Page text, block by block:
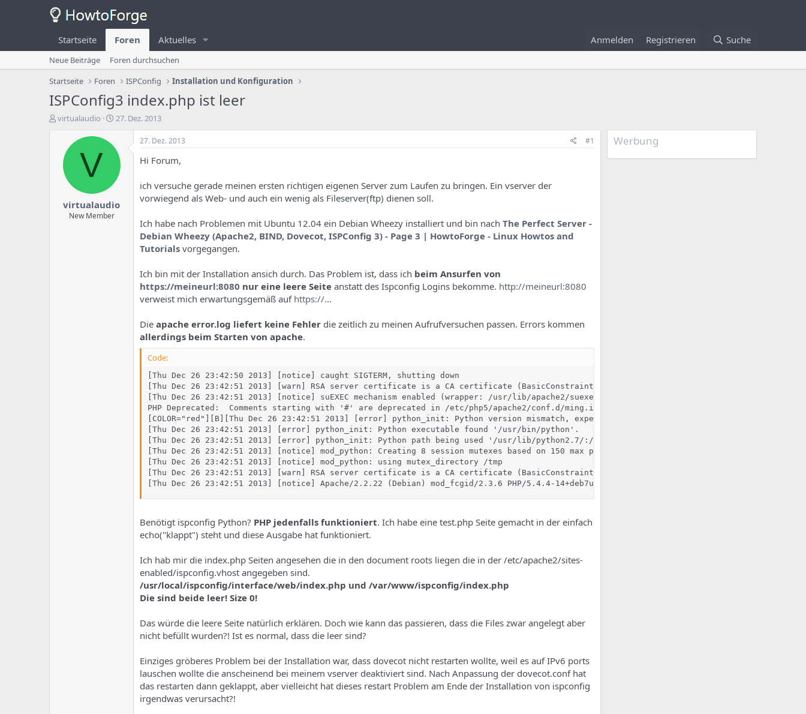
Startseite Foren Aktuelles Anmelden Registrieren Suche
Neue Beiträge
Foren durchsuchen
Startseite
Foren ISPConfig Installation und Konfiguration
ISPConfig3 index.php ist leer
E
virtualaudio
E
t
l
n
27. Dez. 2013
V
virtualaudio
New Member
27. Dez. 2013 #1
Hi Forum,
ich versuche gerade meinen ersten richtigen eigenen Server zum Laufen zu bringen. Ein vserver der
vorwiegend als Web- und auch ein wenig als Fileserver(ftp) dienen soll.
Ich habe nach Problemen mit Ubuntu 12.04 ein Debian Wheezy installiert und bin nach The Perfect Server -
Debian Wheezy (Apache2, BIND, Dovecot, ISPConfig 3) - Page 3 | HowtoForge - Linux Howtos and
Tutorials vorgegangen.
Ich bin mit der Installation ansich durch. Das Problem ist, dass ich beim Ansurfen von
https://meineurl:8080 nur eine leere Seite anstatt des Ispconfig Logins bekomme. http://meineurl:8080
verweist mich erwartungsgemäß auf https://...
Die apache error.log liefert keine Fehler die zeitlich zu meinen Aufrufversuchen passen. Errors kommen
allerdings beim Starten von apache.
Code:
[Thu Dec 26 23:42:50 2013] [notice] caught SIGTERM, shutting down
[Thu Dec 26 23:42:51 2013] [warn] RSA server certificate is a CA certificate (BasicConstraints: CA == TRUE !?)
[Thu Dec 26 23:42:51 2013] [notice] suEXEC mechanism enabled (wrapper: /usr/lib/apache2/suexec)
PHP Deprecated:  Comments starting with '#' are deprecated in /etc/php5/apache2/conf.d/ming.ini on line 1 in Unknown on line 0
[COLOR="red"][B][Thu Dec 26 23:42:51 2013] [error] python_init: Python version mismatch, expected '2.7.2+', found '2.7.3'.
[Thu Dec 26 23:42:51 2013] [error] python_init: Python executable found '/usr/bin/python'.
[Thu Dec 26 23:42:51 2013] [error] python_init: Python path being used '/usr/lib/python2.7/:/usr/lib/python2.7/plat-linux2:/usr/lib/
[Thu Dec 26 23:42:51 2013] [notice] mod_python: Creating 8 session mutexes based on 150 max processes and 0 max threads.
[Thu Dec 26 23:42:51 2013] [notice] mod_python: using mutex_directory /tmp
[Thu Dec 26 23:42:51 2013] [warn] RSA server certificate is a CA certificate (BasicConstraints: CA == TRUE !?)
[Thu Dec 26 23:42:51 2013] [notice] Apache/2.2.22 (Debian) mod_fcgid/2.3.6 PHP/5.4.4-14+deb7u7 mod_python/3.3.1 Python/2.7.3 mod_ruby/
Benötigt ispconfig Python? PHP jedenfalls funktioniert. Ich habe eine test.php Seite gemacht in der einfach
echo("klappt") steht und diese Ausgabe hat funktioniert.
Ich hab mir die index.php Seiten angesehen die in den document roots liegen die in der /etc/apache2/sites-
enabled/ispconfig.vhost angegeben sind.
/usr/local/ispconfig/interface/web/index.php und /var/www/ispconfig/index.php
Die sind beide leer! Size 0!
Das würde die leere Seite natürlich erklären. Doch wie kann das passieren, dass die Files zwar angelegt aber
nicht befüllt wurden?! Ist es normal, dass die leer sind?
Einziges gröberes Problem bei der Installation war, dass dovecot nicht restarten wollte, weil es auf IPv6 ports
lauschen wollte die anscheinend bei meinem vserver deaktiviert sind. Nach Anpassung der dovecot.conf hat
das restarten dann geklappt, aber vielleicht hat dieses restart Problem am Ende der Installation von ispconfig
irgendwas verursacht?!
Werbung